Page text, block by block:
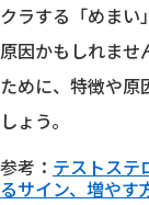
クラする「めまい
原因かもしれませ
ために、特徴や原
しょう。
参考： テストステ
るサイン、増やす